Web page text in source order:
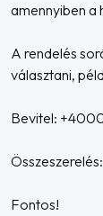
amennyiben a
A rendelés
választani,
Bevitel:
Fontos!